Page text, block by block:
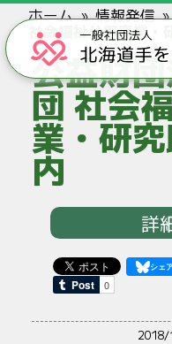
ホーム 情報発信
社会福祉分野事業・
公益財
団 社会
業・研
内
詳
2018/